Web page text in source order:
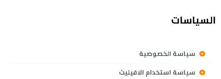
السياسات
سياسة الخصوصية
سياسة استخدام الافيليت